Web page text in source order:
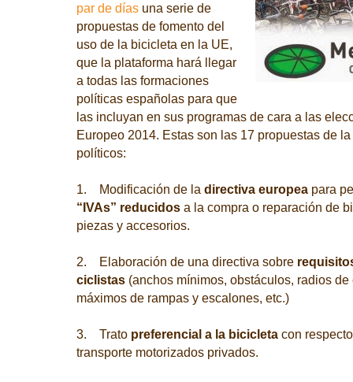
par de días una serie de
propuestas de fomento del
uso de la bicicleta en la UE,
que la plataforma hará llegar
a todas las formaciones
políticas españolas para que
las incluyan en sus programas de cara a las
Europeo 2014. Estas son las 17 propuestas de
políticos:
1. Modificación de la directiva europea para
“IVAs” reducidos a la compra o reparación de
piezas y accesorios.
2. Elaboración de una directiva sobre
ciclistas (anchos mínimos, obstáculos, radios
máximos de rampas y escalones, etc.)
3. Trato preferencial a la bicicleta con
transporte motorizados privados.